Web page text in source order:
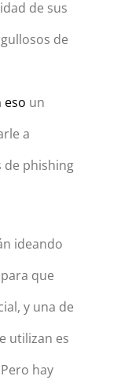
de sus
de
eso un
a
de phishing
ideando
que
y una de
utilizan es
hay